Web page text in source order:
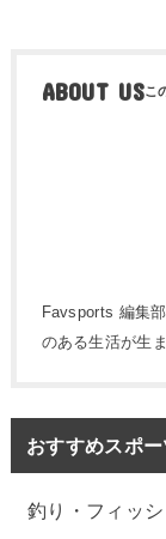
ABOUT US
Favsports 編集
のある生活が生
おすすめスポ
釣り・フィッ